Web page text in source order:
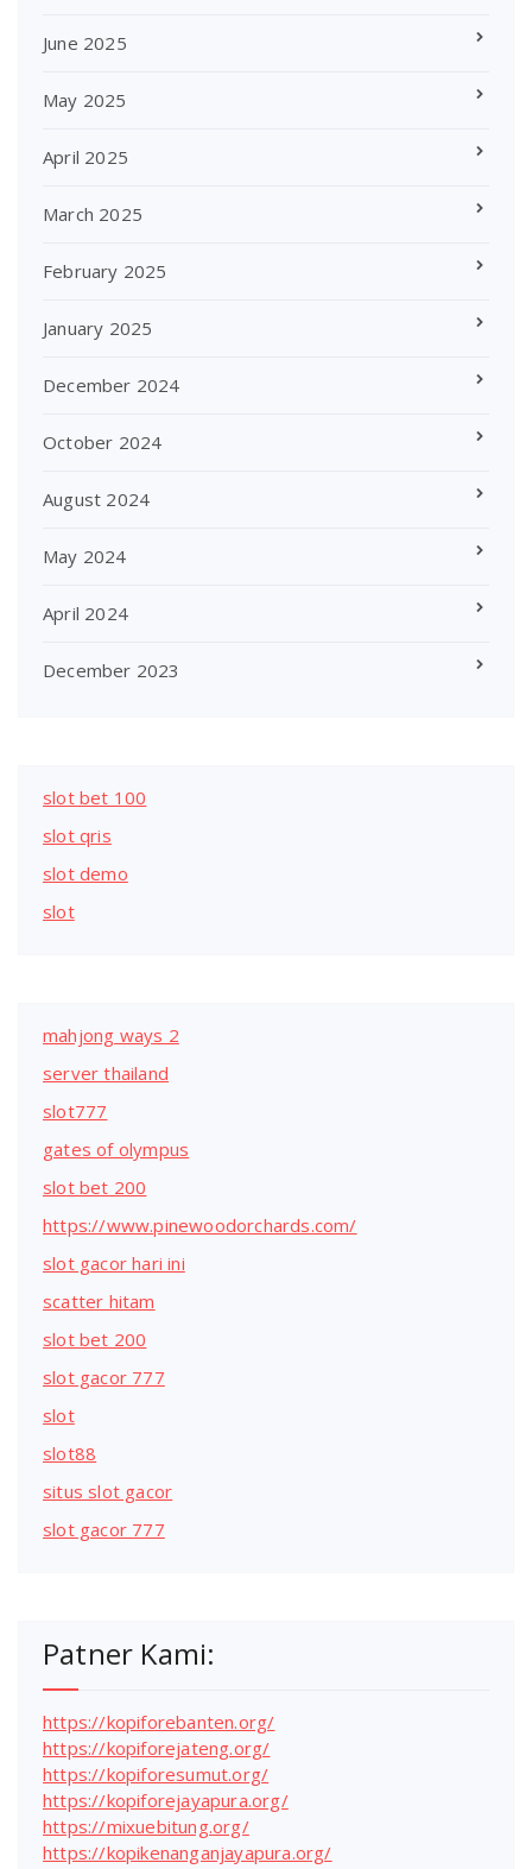
June 2025
May 2025
April 2025
March 2025
February 2025
January 2025
December 2024
October 2024
August 2024
May 2024
April 2024
December 2023
slot bet 100
slot qris
slot demo
slot
mahjong ways 2
server thailand
slot777
gates of olympus
slot bet 200
https://www.pinewoodorchards.com/
slot gacor hari ini
scatter hitam
slot bet 200
slot gacor 777
slot
slot88
situs slot gacor
slot gacor 777
Patner Kami:
https://kopiforebanten.org/
https://kopiforejateng.org/
https://kopiforesumut.org/
https://kopiforejayapura.org/
https://mixuebitung.org/
https://kopikenanganjayapura.org/